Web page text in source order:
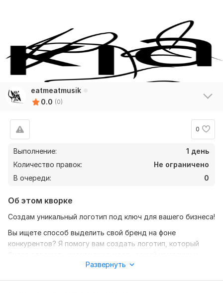
eatmeatmusik
0.0 (0)
0
Выполнение:
1 день
Количество правок:
Не ограничено
В очереди:
0
Об этом кворке
Создам уникальный логотип под ключ для вашего бизнеса!
Вы ищете способ выделить свой бренд на фоне
конкурентов? Я помогу вам создать логотип, который
привлечет внимание вашей целевой аудитории.
Что я предлагаю:
Развернуть